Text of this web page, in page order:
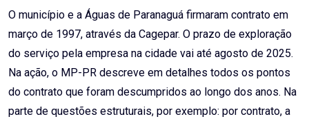
O município e a Águas de Paranaguá firmaram contrato em
março de 1997, através da Cagepar. O prazo de exploração
do serviço pela empresa na cidade vai até agosto de 2025.
Na ação, o MP-PR descreve em detalhes todos os pontos
do contrato que foram descumpridos ao longo dos anos. Na
parte de questões estruturais, por exemplo: por contrato, a